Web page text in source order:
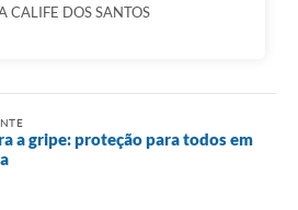
CALIFE DOS SANTOS
a gripe: proteção para todos em